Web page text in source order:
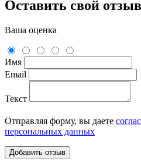
Оставить свой отзыв
Ваша оценка
Имя
Email
Текст
Отправляя форму, вы даете
персональных данных